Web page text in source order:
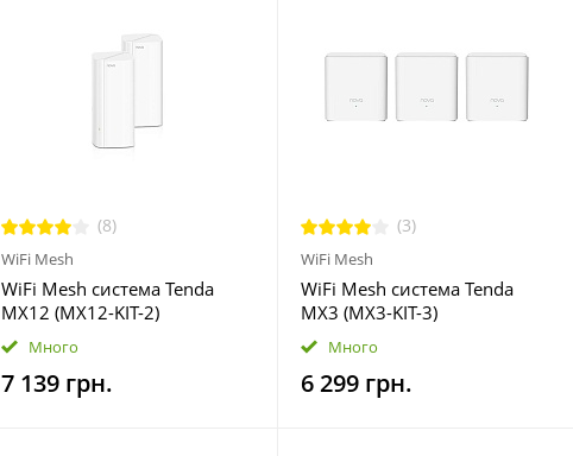
(8)
WiFi Mesh
WiFi Mesh система Tenda
MX12 (MX12-KIT-2)
Много
7 139 грн.
(3)
WiFi Mesh
WiFi Mesh система Tenda
MX3 (MX3-KIT-3)
Много
6 299 грн.